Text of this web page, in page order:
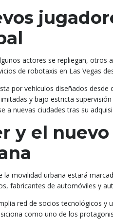
actores se repliegan, otros
de robotaxis en Las Vegas
por vehículos diseñados
y bajo estricta
a nuevas ciudades tras su
y el
la movilidad urbana estará
fabricantes de automóviles y
red de socios tecnológicos y
como uno de los